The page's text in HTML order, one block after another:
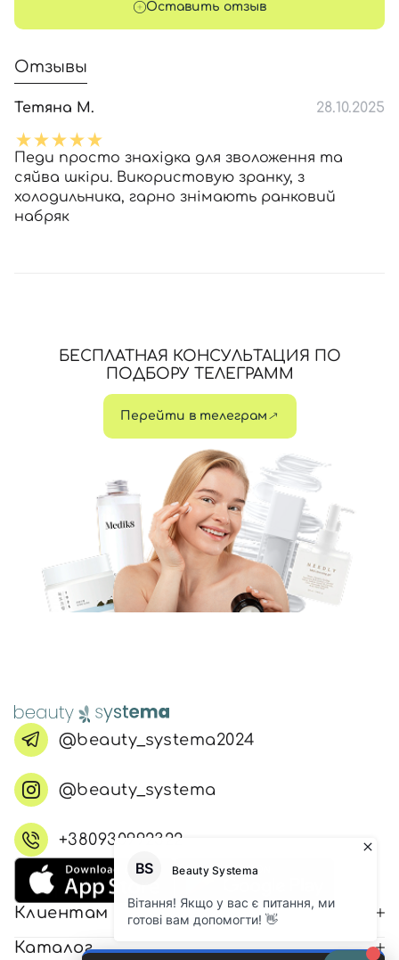
Оставить отзыв
Отзывы
Тетяна М. 28.10.2025
Педи просто знахідка для зволоження та
сяйва шкіри. Використовую зранку, з
холодильника, гарно знімають ранковий
набряк
БЕСПЛАТНАЯ КОНСУЛЬТАЦИЯ ПО
ПОДБОРУ ТЕЛЕГРАММ
Перейти в телеграм
@beauty_systema2024
@beauty_systema
+380930992322
Клиентам
Каталог